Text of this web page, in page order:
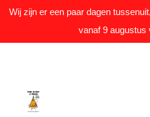
Wij zijn er een paar dagen
vanaf 9 augustus